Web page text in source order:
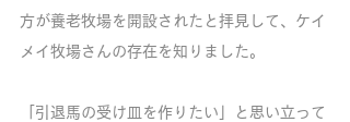
方が養老牧場を開設されたと拝見して、ケイ
メイ牧場さんの存在を知りました。
「引退馬の受け皿を作りたい」と思い立って